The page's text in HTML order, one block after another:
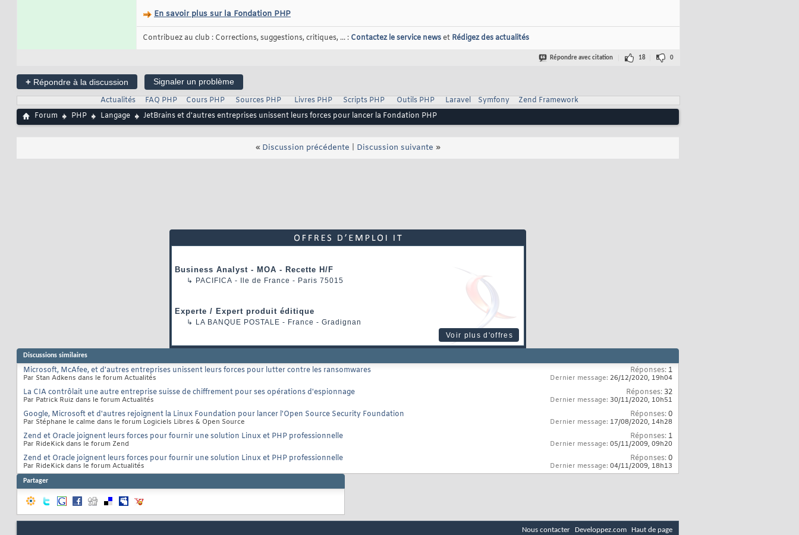
En savoir plus sur la Fondation PHP
Contribuez au club : Corrections, suggestions, critiques, ... : Contactez le service newset Rédigez des actualités
Répondre avec citation 18 0
+ Répondre à la discussion
Signaler un problème
Actualités
FAQ PHP Cours PHP Sources PHP Livres PHP Scripts PHP Outils PHP Laravel Symfony
Zend Framework
Forum
PHP Langage JetBrains et d'autres entreprises unissent leurs forces pour lancer la Fondation PHP
« Discussion précédente Discussion suivante »
Business Analyst - MOA - Recette H/F
↳ PACIFICA - Ile de France - Paris 75015
Experte / Expert produit éditique
↳ LA BANQUE POSTALE - France - Gradignan
Voir plus d'offres
Discussions similaires
Microsoft, McAfee, et d'autres entreprises unissent leurs forces pour lutter contre les ransomwares
Par Stan Adkens dans le forum Actualités
Réponses: 1
Dernier message: 26/12/2020, 19h04
La CIA contrôlait une autre entreprise suisse de chiffrement pour ses opérations d'espionnage
Par Patrick Ruiz dans le forum Actualités
Réponses: 32
Dernier message: 30/11/2020, 10h51
Google, Microsoft et d'autres rejoignent la Linux Foundation pour lancer l'Open Source Security Foundation
Par Stéphane le calme dans le forum Logiciels Libres & Open Source
Réponses:0
Dernier message: 17/08/2020, 14h28
Zend et Oracle joignent leurs forces pour fournir une solution Linux et PHP professionnelle
Par RideKick dans le forum Zend
Réponses: 1
Dernier message: 05/11/2009, 09h20
Zend et Oracle joignent leurs forces pour fournir une solution Linux et PHP professionnelle
Par RideKick dans le forum Actualités
Réponses:0
Dernier message: 04/11/2009, 18h13
Partager
Nous contacter Developpez.com Haut de page